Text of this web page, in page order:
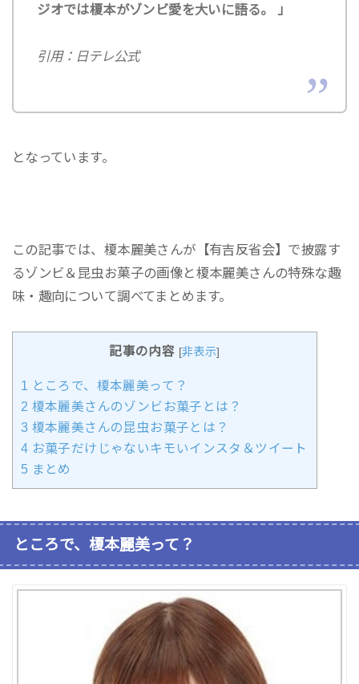
ジオでは榎本がゾンビ愛を大いに語る。 」
引用：日テレ公式
となっています。
この記事では、榎本麗美さんが【有吉反省会】で披露す
るゾンビ＆昆虫お菓子の画像と榎本麗美さんの特殊な趣
味・趣向について調べてまとめます。
記事の内容 [非表示]
1 ところで、榎本麗美って？
2 榎本麗美さんのゾンビお菓子とは？
3 榎本麗美さんの昆虫お菓子とは？
4 お菓子だけじゃないキモいインスタ＆ツイート
5 まとめ
ところで、榎本麗美って？